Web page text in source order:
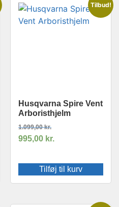
Tilbud!
Husqvarna Spire Vent
Arboristhjelm
1.099,00kr.
995,00 kr.
Tilføj til kurv